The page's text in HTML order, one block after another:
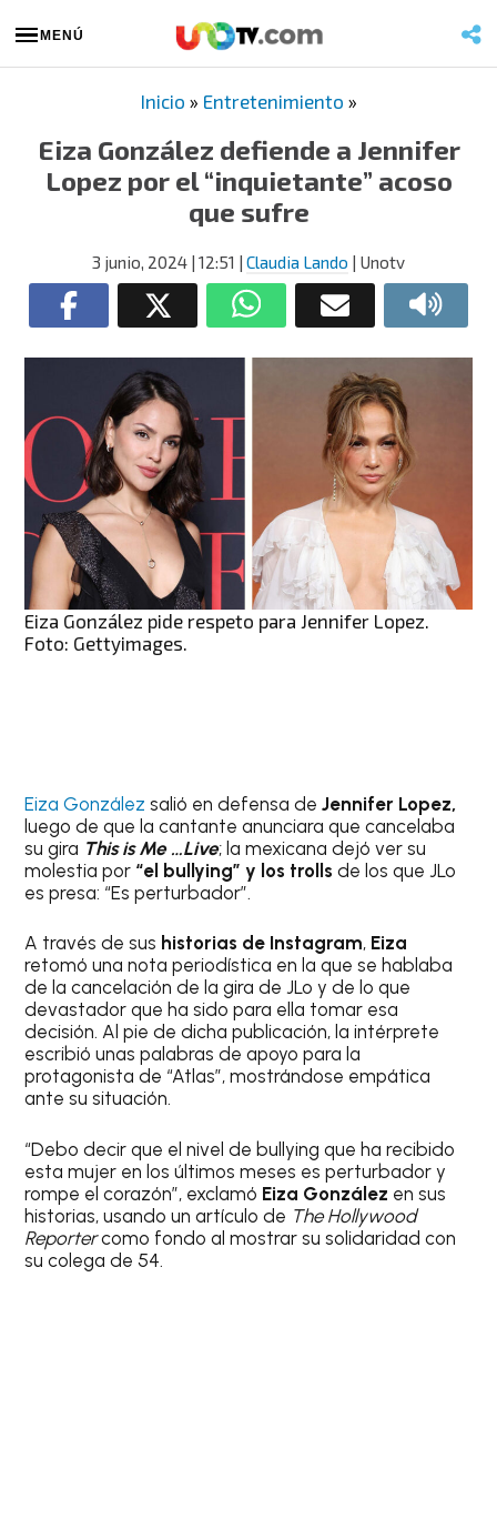
MENÚ
Inicio » Entretenimiento »
Eiza González defiende a Jennifer
Lopez por el “inquietante” acoso
que sufre
3 junio, 2024 | 12:51 | Claudia Lando | Unotv
Eiza González pide respeto para Jennifer Lopez.
Foto: Gettyimages.
Eiza Gonzálezsalió en defensa deJennifer Lopez,
luego de que la cantante anunciara que cancelaba
su gira This is Me …Live; la mexicana dejó ver su
molestia por “el bullying” y los trollsde los que JLo
es presa: “Es perturbador”.
A través de sus historias de Instagram, Eiza
retomó una nota periodística en la que se hablaba
de la cancelación de la gira de JLo y de lo que
devastador que ha sido para ella tomar esa
decisión. Al pie de dicha publicación, la intérprete
escribió unas palabras de apoyo para la
protagonista de “Atlas”, mostrándose empática
ante su situación.
“Debo decir que el nivel de bullying que ha recibido
esta mujer en los últimos meses es perturbador y
rompe el corazón”, exclamó Eiza González en sus
historias, usando un artículo de The Hollywood
Reportercomo fondo al mostrar su solidaridad con
su colega de 54.